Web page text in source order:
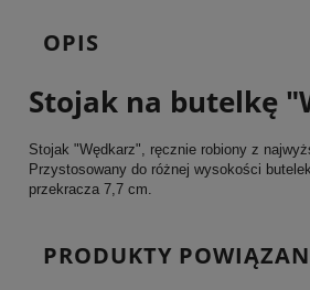
OPIS
Stojak na butelkę
Stojak "Wędkarz", ręcznie robiony z
Przystosowany do różnej wysokości
przekracza 7,7 cm.
PRODUKTY